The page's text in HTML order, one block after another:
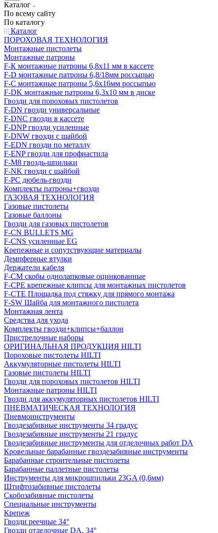
Каталог
По всему сайту
По каталогу
Каталог
ПОРОХОВАЯ ТЕХНОЛОГИЯ
Монтажные пистолеты
Монтажные патроны
F-К монтажные патроны 6,8х11 мм в кассете
F-D монтажные патроны 6,8/18мм россыпью
F-C монтажные патроны 5,6х16мм россыпью
F-DK монтажные патроны 6,3х10 мм в диске
Гвозди для пороховых пистолетов
F-DN гвозди универсальные
F-DNC гвозди в кассете
F-DNP гвозди усиленные
F-DNW гвозди с шайбой
F-EDN гвозди по металлу
F-ENP гвозди для профнастила
F-M8 гвоздь-шпильки
F-NK гвозди с шайбой
F-PC дюбель-гвозди
Комплекты патроны+гвозди
ГАЗОВАЯ ТЕХНОЛОГИЯ
Газовые пистолеты
Газовые баллоны
Гвозди для газовых пистолетов
F-CN BULLETS MG
F-CNS усиленные EG
Крепежные и сопутствующие материалы
Демпферные втулки
Держатели кабеля
F-CM скобы однолапковые оцинкованные
F-CPE крепежные клипсы для монтажных пистолетов
F-CTE Площадка под стяжку для прямого монтажа
F-SW Шайба для монтажного пистолета
Монтажная лента
Средства для ухода
Комплекты гвозди+клипсы+баллон
Пристрелочные наборы
ОРИГИНАЛЬНАЯ ПРОДУКЦИЯ HILTI
Пороховые пистолеты HILTI
Аккумуляторные пистолеты HILTI
Газовые пистолеты HILTI
Гвозди для пороховых пистолетов HILTI
Монтажные патроны HILTI
Гвозди для аккумуляторных пистолетов HILTI
ПНЕВМАТИЧЕСКАЯ ТЕХНОЛОГИЯ
Пневмоинструменты
Гвоздезабивные инструменты 34 градус
Гвоздезабивные инструменты 21 градус
Гвоздезабивные инструменты для отделочных работ DA
Кровельные барабанные гвоздезабивные инструменты
Барабанные строительные пистолеты
Барабанные паллетные пистолеты
Инструменты для микрошпильки 23GA (0,6мм)
Штифтозабивные пистолеты
Скобозабивные пистолеты
Специальные инструменты
Крепеж
Гвозди реечные 34°
Гвозди отделочные DA, 34°